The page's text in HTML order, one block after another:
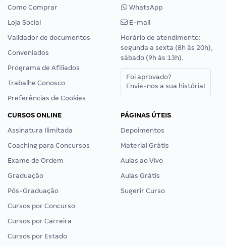
Como Comprar
Loja Social
Validador de documentos
Conveniados
Programa de Afiliados
Trabalhe Conosco
Preferências de Cookies
WhatsApp
E-mail
Horário de atendimento:
segunda a sexta (8h às 20h),
sábado (9h às 13h).
Foi aprovado?
Envie-nos a sua história!
CURSOS ONLINE
Assinatura Ilimitada
Coaching para Concursos
Exame de Ordem
Graduação
Pós-Graduação
Cursos por Concurso
Cursos por Carreira
Cursos por Estado
PÁGINAS ÚTEIS
Depoimentos
Material Grátis
Aulas ao Vivo
Aulas Grátis
Sugerir Curso